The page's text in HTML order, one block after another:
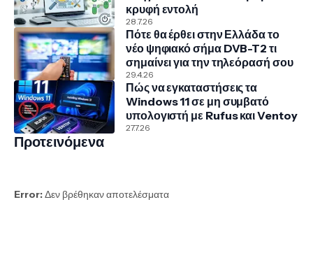
κρυφή εντολή
28.7.26
Πότε θα έρθει στην Ελλάδα το
νέο ψηφιακό σήμα DVB-T2 τι
σημαίνει για την τηλεόρασή σου
29.4.26
Πώς να εγκαταστήσεις τα
Windows 11 σε μη συμβατό
υπολογιστή με Rufus και Ventoy
27.7.26
Προτεινόμενα
Error:Δεν βρέθηκαν αποτελέσματα